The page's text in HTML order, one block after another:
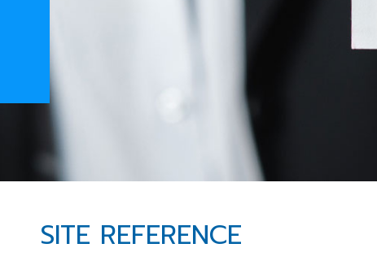
SITE REFERENCE